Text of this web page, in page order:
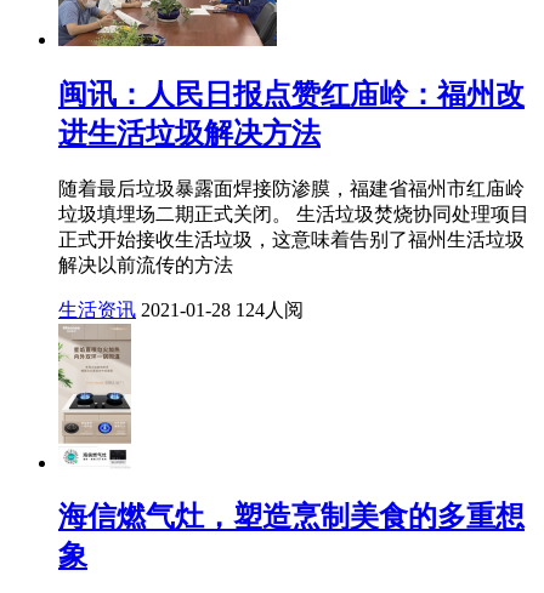
闽讯：人民日报点赞红庙岭：福州改
进生活垃圾解决方法
随着最后垃圾暴露面焊接防渗膜，福建省福州市红庙岭
垃圾填埋场二期正式关闭。 生活垃圾焚烧协同处理项目
正式开始接收生活垃圾，这意味着告别了福州生活垃圾
解决以前流传的方法
生活资讯 2021-01-28 124人阅
海信燃气灶，塑造烹制美食的多重想
象